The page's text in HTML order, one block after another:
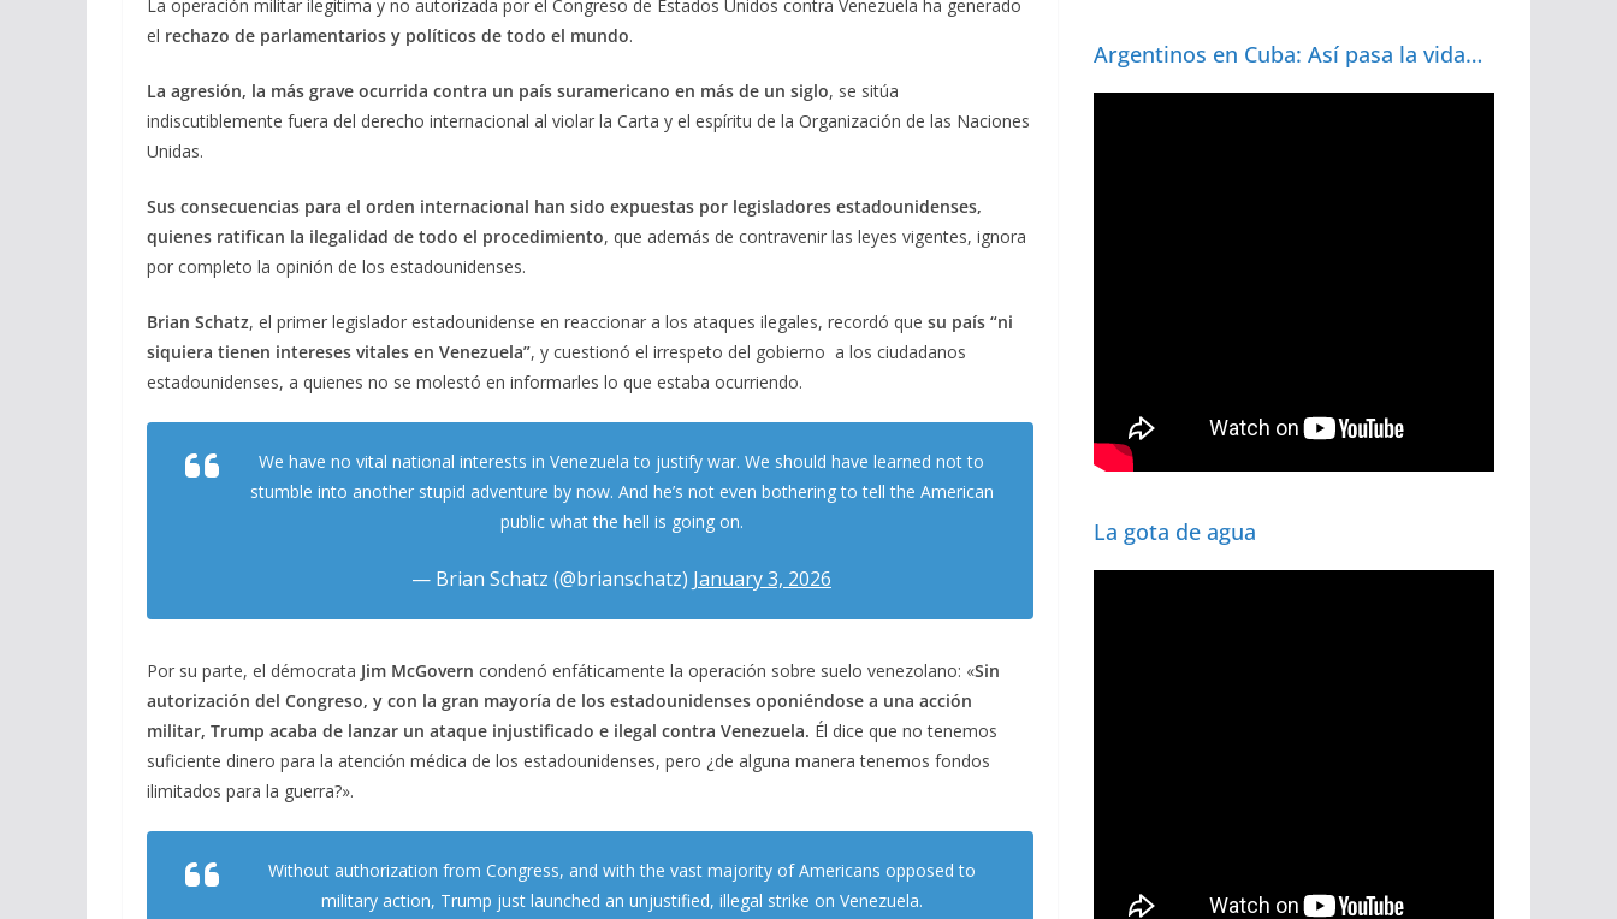
e
b
o
o
e
a
m
at
A
p
ai
l
m
ar
ti
La operación militar ilegítima y no autorizada por el Congreso de Estados Unidos contra Venezuela ha generado
el rechazo de parlamentarios y políticos de todo el mundo.
La agresión, la más grave ocurrida contra un país suramericano en más de un siglo, se sitúa
indiscutiblemente fuera del derecho internacional al violar la Carta y el espíritu de la Organización de las Naciones
Unidas.
Sus consecuencias para el orden internacional han sido expuestas por legisladores estadounidenses,
quienes ratifican la ilegalidad de todo el procedimiento, que además de contravenir las leyes vigentes, ignora
por completo la opinión de los estadounidenses.
Brian Schatz, el primer legislador estadounidense en reaccionar a los ataques ilegales, recordó que su país “ni
siquiera tienen intereses vitales en Venezuela”, y cuestionó el irrespeto del gobierno a los ciudadanos
estadounidenses, a quienes no se molestó en informarles lo que estaba ocurriendo.
We have no vital national interests in Venezuela to justify war. We should have learned not to
stumble into another stupid adventure by now. And he’s not even bothering to tell the American
public what the hell is going on.
— Brian Schatz (@brianschatz) January 3, 2026
Por su parte, el démocrata Jim McGovern condenó enfáticamente la operación sobre suelo venezolano: «Sin
autorización del Congreso, y con la gran mayoría de los estadounidenses oponiéndose a una acción
militar, Trump acaba de lanzar un ataque injustificado e ilegal contra Venezuela. Él dice que no tenemos
suficiente dinero para la atención médica de los estadounidenses, pero ¿de alguna manera tenemos fondos
ilimitados para la guerra?».
Without authorization from Congress, and with the vast majority of Americans opposed to
military action, Trump just launched an unjustified, illegal strike on Venezuela.
Argentinos en Cuba: Así pasa la vida…
La gota de agua